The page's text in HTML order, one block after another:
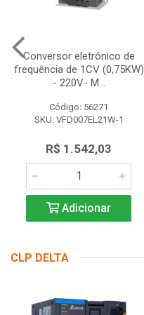
Conversor eletrônico de
frequência de 1CV (0,75KW)
- 220V- M...
Código: 56271
SKU: VFD007EL21W-1
R$ 1.542,03
Adicionar
CLP DELTA